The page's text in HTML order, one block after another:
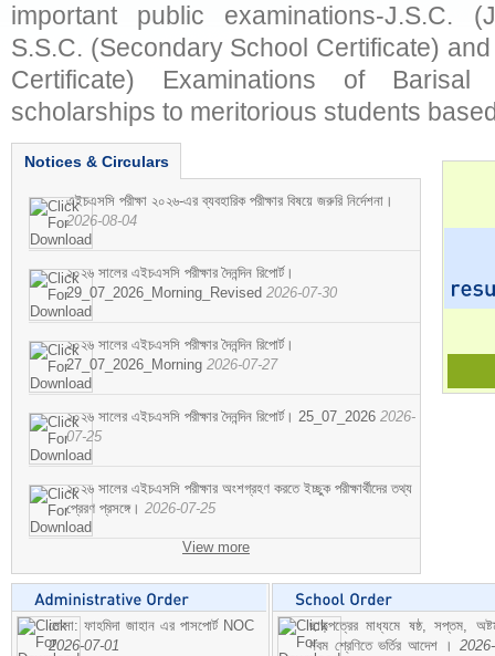
important public examinations-J.S.C.
S.S.C. (Secondary School Certificate)
Certificate) Examinations of
scholarships to meritorious students
Notices & Circulars
এইচএসসি পরীক্ষা ২০২৬-এর ব্যবহারিক পরীক্ষার বিষয়ে জরুরি নির্দেশনা।
2026-08-04
২০২৬ সালের এইচএসসি পরীক্ষার দৈনন্দিন রিপোর্ট।
29_07_2026_Morning_Revised 2026-07-30
২০২৬ সালের এইচএসসি পরীক্ষার দৈনন্দিন রিপোর্ট।
27_07_2026_Morning 2026-07-27
২০২৬ সালের এইচএসসি পরীক্ষার দৈনন্দিন রিপোর্ট। 25_07_2026 2026-
07-25
২০২৬ সালের এইচএসসি পরীক্ষার অংশগ্রহণ করতে ইচ্ছুক পরীক্ষার্থীদের তথ্য
প্রেরণ প্রসঙ্গে। 2026-07-25
View more
মোসা: ফাহমিদা জাহান এর পাসপোর্ট NOC
2026-07-01
ছাড়পত্রের মাধ্যমে ষষ্ঠ, সপ্তম,
নবম শ্রেণিতে ভর্তির আদেশ ।